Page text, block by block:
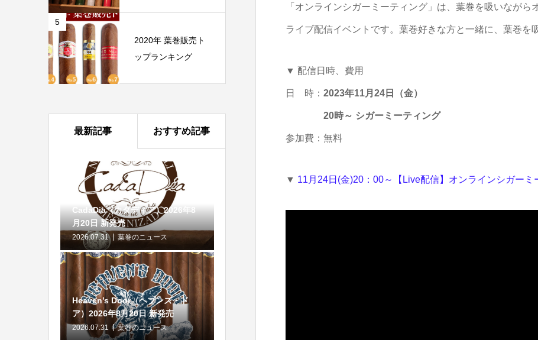
「オンラインシガーミーティング」は、葉巻を吸いなが
ライブ配信イベントです。葉巻好きな方と一緒に、葉巻を
▼ 配信日時、費用
日 時： 2023年11月24日（金）
20時～ シガーミーティング
参加費：無料
▼ 11月24日(金)20：00～【Live配信】オンラインシガー
5
2020年 葉巻販売ト
ップランキング
最新記事 おすすめ記事
CadaDia（カダディア）2026年8
月20日 新発売
2026.07.31 葉巻のニュース
Heaven’s Door（ヘブンズ・ド
ア）2026年8月20日 新発売
2026.07.31 葉巻のニュース